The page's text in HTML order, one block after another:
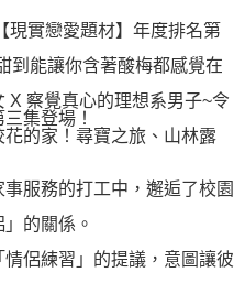
引起之損失，本公司不負相關責
個別帳號之用戶狀況，依本公司即
足之情形，本公司將視審查結果
註冊。若發現惡意使用之情形，
使用額度並採取法律行動。
運費
查看運費
實戀愛題材】年度排名第
到能讓你含著酸梅都感覺在
察覺真心的理想系男子~令
集登場！
的家！尋寶之旅、山林露
服務的打工中，邂逅了校園
的關係。
侶練習」的提議，意圖讓彼